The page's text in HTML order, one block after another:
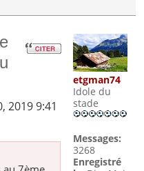
2019 9:41
etgman74
Idole du
stade
Messages:
3268
Enregistré